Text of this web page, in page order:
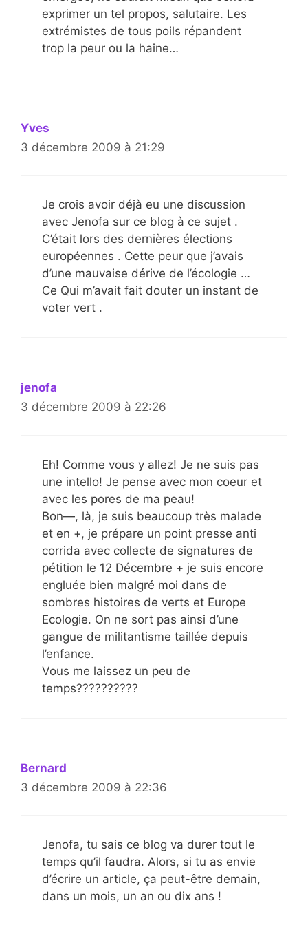
exprimer un tel propos, salutaire. Les
extrémistes de tous poils répandent
trop la peur ou la haine…
Yves
3 décembre 2009 à 21:29
Je crois avoir déjà eu une discussion
avec Jenofa sur ce blog à ce sujet .
C’était lors des dernières élections
européennes . Cette peur que j’avais
d’une mauvaise dérive de l’écologie …
Ce Qui m’avait fait douter un instant de
voter vert .
jenofa
3 décembre 2009 à 22:26
Eh! Comme vous y allez! Je ne suis pas
une intello! Je pense avec mon coeur et
avec les pores de ma peau!
Bon—, là, je suis beaucoup très malade
et en +, je prépare un point presse anti
corrida avec collecte de signatures de
pétition le 12 Décembre + je suis encore
engluée bien malgré moi dans de
sombres histoires de verts et Europe
Ecologie. On ne sort pas ainsi d’une
gangue de militantisme taillée depuis
l’enfance.
Vous me laissez un peu de
temps??????????
Bernard
3 décembre 2009 à 22:36
Jenofa, tu sais ce blog va durer tout le
temps qu’il faudra. Alors, si tu as envie
d’écrire un article, ça peut-être demain,
dans un mois, un an ou dix ans !